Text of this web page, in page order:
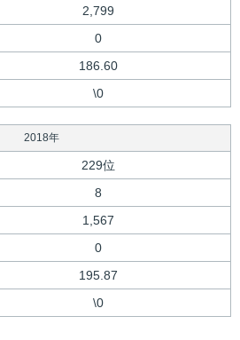
2,799
0
186.60
\0
2018年
229位
8
1,567
0
195.87
\0